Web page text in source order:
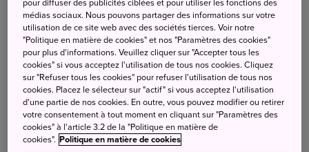
pour diffuser des publicités ciblées et pour utiliser les fonctions des
médias sociaux. Nous pouvons partager des informations sur votre
utilisation de ce site web avec des sociétés tierces. Voir notre
"Politique en matière de cookies" et nos "Paramètres des cookies"
pour plus d'informations. Veuillez cliquer sur "Accepter tous les
cookies" si vous acceptez l'utilisation de tous nos cookies. Cliquez
sur "Refuser tous les cookies" pour refuser l'utilisation de tous nos
cookies. Placez le sélecteur sur "actif" si vous acceptez l'utilisation
d'une partie de nos cookies. En outre, vous pouvez modifier ou retirer
votre consentement à tout moment en cliquant sur "Paramètres des
cookies" à l'article 3.2 de la "Politique en matière de
cookies". Politique en matière de cookies